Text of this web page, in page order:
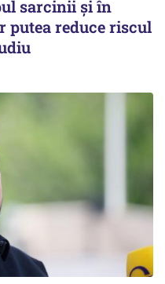
sarcinii și în
putea reduce riscul